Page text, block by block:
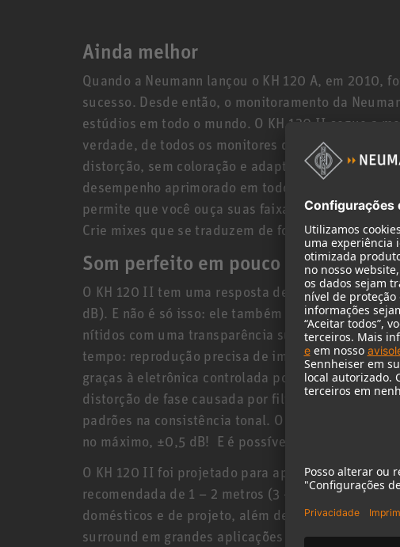
Ainda melhor
Quando a Neumann lançou o KH 120 A, em 2010,
sucesso. Desde então, o monitoramento da
estúdios em todo o mundo. O KH 120 II segue a
verdade, de todos os monitores de estúdio
distorção, sem coloração e adaptabilidade
desempenho aprimorado em todos os parâmetros
permite que você ouça suas faixas com ainda
Crie mixes que se traduzem de forma ideal em
Som perfeito em pouco espaço
O KH 120 II tem uma resposta de frequência
dB). E não é só isso: ele também lineariza a
nítidos com uma transparência surpreendente,
tempo: reprodução precisa de impulsos e
graças à eletrônica controlada por DSP, que
distorção de fase causada por filtros analógicos. O
padrões na consistência tonal. O KH 120 II é feito
no máximo, ±0,5 dB! E é possível ouvir também: a
O KH 120 II foi projetado para aplicações
recomendada de 1 – 2 metros (3 – 6 pés). Por
domésticos e de projeto, além de conjuntos de
surround em grandes aplicações multicanais.